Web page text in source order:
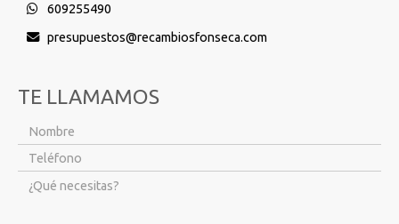
609255490
presupuestos
recambiosfonseca.com
TE LLAMAMOS